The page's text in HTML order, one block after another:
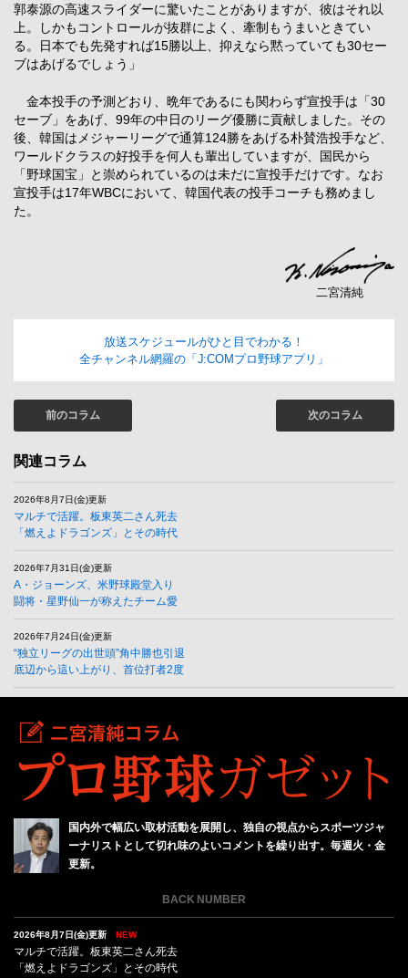
郭泰源の高速スライダーに驚いたことがありますが、彼はそれ以
上。しかもコントロールが抜群によく、牽制もうまいときてい
る。日本でも先発すれば15勝以上、抑えなら黙っていても30セー
ブはあげるでしょう」
金本投手の予測どおり、晩年であるにも関わらず宣投手は「30
セーブ」をあげ、99年の中日のリーグ優勝に貢献しました。その
後、韓国はメジャーリーグで通算124勝をあげる朴賛浩投手など、
ワールドクラスの好投手を何人も輩出していますが、国民から
「野球国宝」と崇められているのは未だに宣投手だけです。なお
宣投手は17年WBCにおいて、韓国代表の投手コーチも務めまし
た。
二宮清純
放送スケジュールがひと目でわかる！
全チャンネル網羅の「J:COMプロ野球アプリ」
前のコラム 次のコラム
関連コラム
2026年8月7日(金)更新
マルチで活躍。板東英二さん死去
「燃えよドラゴンズ」とその時代
2026年7月31日(金)更新
A・ジョーンズ、米野球殿堂入り
闘将・星野仙一が称えたチーム愛
2026年7月24日(金)更新
“独立リーグの出世頭”角中勝也引退
底辺から這い上がり、首位打者2度
国内外で幅広い取材活動を展開し、独自の視点からスポーツジャ
ーナリストとして切れ味のよいコメントを繰り出す。毎週火・金
更新。
BACK NUMBER
2026年8月7日(金)更新 NEW
マルチで活躍。板東英二さん死去
「燃えよドラゴンズ」とその時代